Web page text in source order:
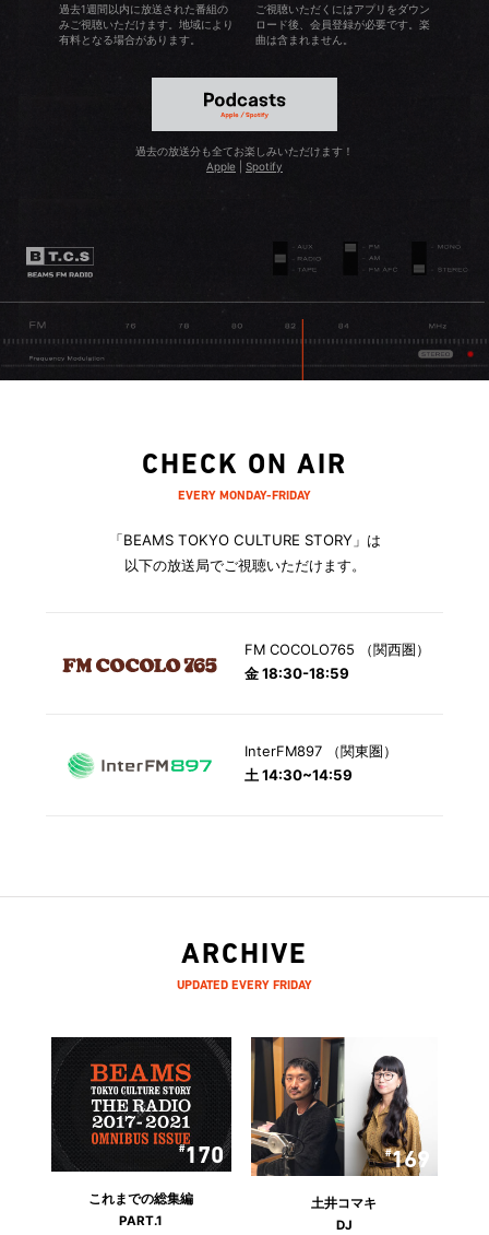
過去1週間以内に放送された番組の
みご視聴いただけます。地域により
有料となる場合があります。
ご視聴いただくにはアプリをダウン
ロード後、会員登録が必要です。楽
曲は含まれません。
過去の放送分も全てお楽しみいただけます！
Apple
Spotify
CHECK ON AIR
EVERY MONDAY-FRIDAY
「BEAMS TOKYO CULTURE STORY」は
以下の放送局でご視聴いただけます。
FM COCOLO765 （関西圏）
金 18:30-18:59
InterFM897 （関東圏）
土 14:30~14:59
ARCHIVE
UPDATED EVERY FRIDAY
170
これまでの総集編
PART.1
169
土井コマキ
DJ